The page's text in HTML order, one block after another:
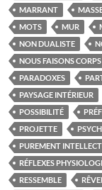
MARRANT
MOTS
MUR
NON DUALISTE
NOUS FAISONS CORPS
PARADOXES
PAYSAGE INTÉRIEUR
POSSIBILITÉ
PROJETTE
PUREMENT
RÉFLEXES
RESSEMBLE